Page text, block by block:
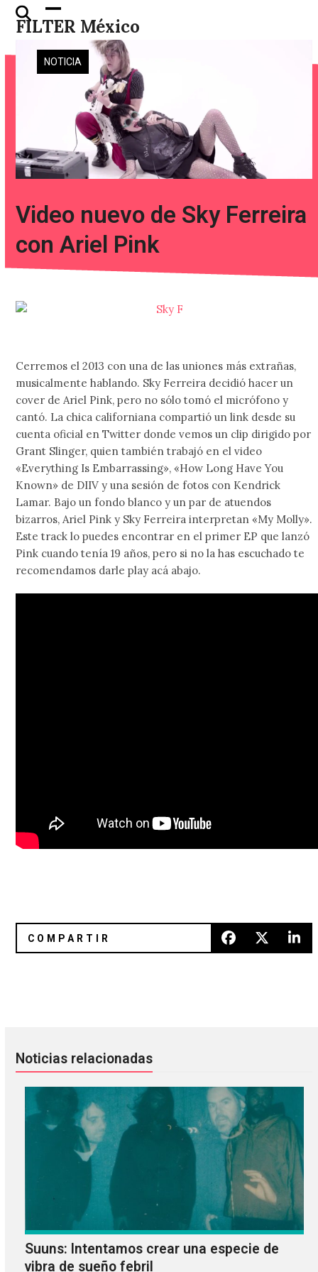
Skip
FILTER México
Open
mobile
menu
Close
mobile
menu
NOTICIA
Video nuevo de Sky Ferreira
con Ariel Pink
Cerremos el 2013 con una de las uniones más extrañas,
musicalmente hablando. Sky Ferreira decidió hacer un
cover de Ariel Pink, pero no sólo tomó el micrófono y
cantó. La chica californiana compartió un link desde su
cuenta oficial en Twitter donde vemos un clip dirigido por
Grant Slinger, quien también trabajó en el video
«Everything Is Embarrassing», «How Long Have You
Known» de DIIV y una sesión de fotos con Kendrick
Lamar. Bajo un fondo blanco y un par de atuendos
bizarros, Ariel Pink y Sky Ferreira interpretan «My Molly».
Este track lo puedes encontrar en el primer EP que lanzó
Pink cuando tenía 19 años, pero si no la has escuchado te
recomendamos darle play acá abajo.
Noticias relacionadas
Suuns: Intentamos crear una especie de
vibra de sueño febril